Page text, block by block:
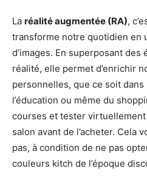
La réalité augmentée (RA),
transforme notre quotidien en
d’images. En superposant
réalité, elle permet d’enrichir
personnelles, que ce soit
l’éducation ou même du
courses et tester
salon avant de l’acheter. Cela
pas, à condition de ne pas
couleurs kitch de l’époque